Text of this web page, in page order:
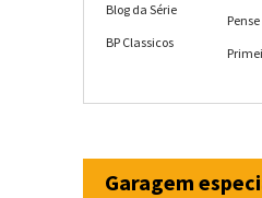
Blog da Série
BP Classicos
Garagem